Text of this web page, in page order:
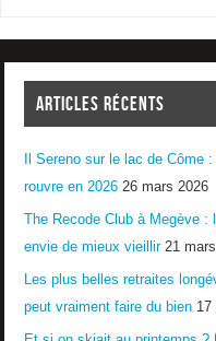
ARTICLES RÉCENTS
Il Sereno sur le lac de Côme
rouvre en 2026 26 mars 2026
The Recode Club à Megève :
envie de mieux vieillir 21
Les plus belles retraites
peut vraiment faire du bien 17